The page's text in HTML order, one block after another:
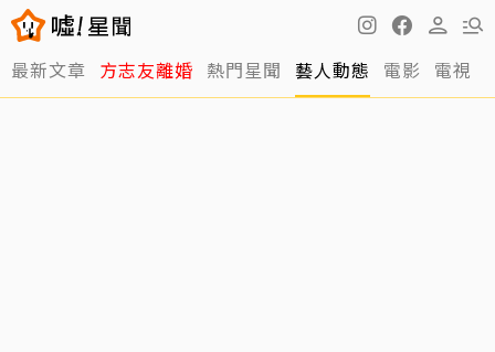
最新文章 方志友離婚 熱門星聞 藝人動態 電影 電視